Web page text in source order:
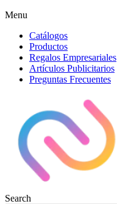
Menu
Catálogos
Productos
Regalos Empresariales
Artículos Publicitarios
Preguntas Frecuentes
Search